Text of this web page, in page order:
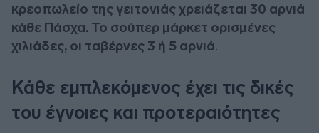
κρεοπωλείο της γειτονιάς χρειάζεται 30 αρνιά
κάθε Πάσχα. Το σούπερ μάρκετ ορισμένες
χιλιάδες, οι ταβέρνες 3 ή 5 αρνιά.
Κάθε εμπλεκόμενος έχει τις δικές
του έγνοιες και προτεραιότητες